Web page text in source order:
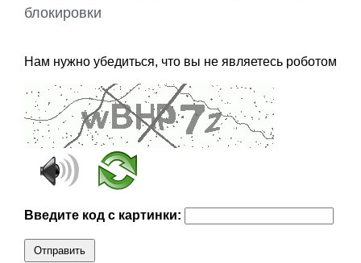
блокировки
Нам нужно убедиться, что вы не являетесь роботом
Введите код с картинки:
Отправить